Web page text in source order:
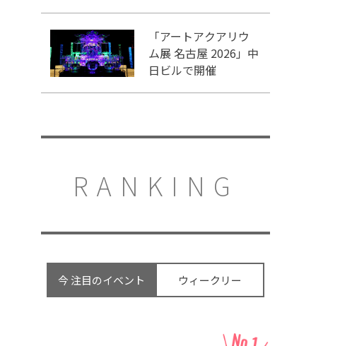
「アートアクアリウ
ム展 名古屋 2026」中
日ビルで開催
RANKING
今 注目のイベント ウィークリー